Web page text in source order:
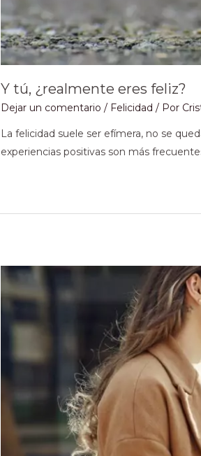
Y tú, ¿realmente eres feliz?
Dejar un comentario / Felicidad / Por
La felicidad suele ser efímera, no se
experiencias positivas son más